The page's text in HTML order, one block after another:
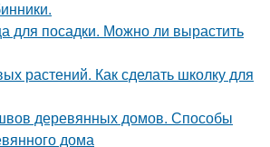
для посадки. Можно ли вырастить
растений. Как сделать школку для
деревянных домов. Способы
дома